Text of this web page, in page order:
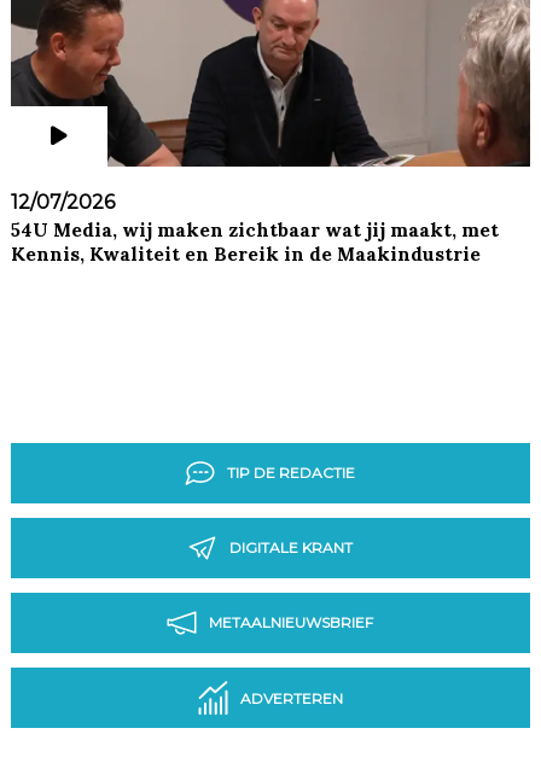
12/07/2026
54U Media, wij maken zichtbaar wat jij maakt, met
Kennis, Kwaliteit en Bereik in de Maakindustrie
TIP DE REDACTIE
DIGITALE KRANT
METAALNIEUWSBRIEF
ADVERTEREN